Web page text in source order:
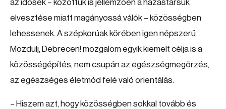
az idősek – közöttük is jellemzően a házastársuk
elvesztése miatt magányossá válók – közösségben
lehessenek. A szépkorúak körében igen népszerű
Mozdulj, Debrecen! mozgalom egyik kiemelt célja is a
közösségépítés, nem csupán az egészségmegőrzés,
az egészséges életmód felé való orientálás.
– Hiszem azt, hogy közösségben sokkal tovább és